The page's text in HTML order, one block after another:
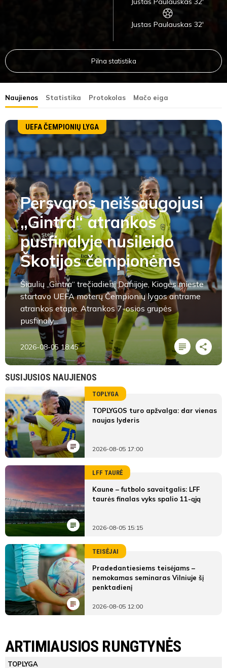
Justas Paulauskas 32'
Pilna statistika
Naujienos Statistika Protokolas Mačo eiga
UEFA ČEMPIONIŲ LYGA
Persvaros neišsaugojusi
„Gintra“ atrankos
pusfinalyje nusileido
Škotijos čempionėms
Šiaulių „Gintra“ trečiadienį Danijoje, Kiogės mieste
startavo UEFA moterų Čempionių lygos antrame
atrankos etape. Atrankos 7-osios grupės
pusfinaly...
2026-08-05 18:45
SUSIJUSIOS NAUJIENOS
TOPLYGA
TOPLYGOS turo apžvalga: dar vienas
naujas lyderis
2026-08-05 17:00
LFF TAURĖ
Kaune – futbolo savaitgalis: LFF
taurės finalas vyks spalio 11-ąją
2026-08-05 15:15
TEISĖJAI
Pradedantiesiems teisėjams –
nemokamas seminaras Vilniuje šį
penktadienį
2026-08-05 12:00
Klaipėdos FM B
Pirmas
ARTIMIAUSIOS RUNGTYNĖS
TOPLYGA